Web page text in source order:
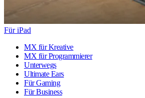
Für iPad
MX für Kreative
MX für Programmierer
Unterwegs
Ultimate Ears
Für Gaming
Für Business